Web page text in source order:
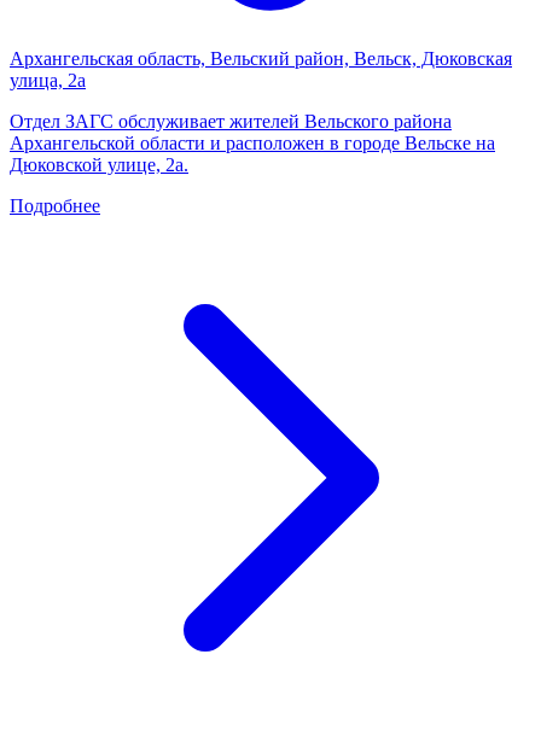
Архангельская область, Вельский район, Вельск, Дюковская
улица, 2а
Отдел ЗАГС обслуживает жителей Вельского района
Архангельской области и расположен в городе Вельске на
Дюковской улице, 2а.
Подробнее